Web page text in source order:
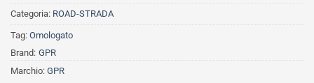
Categoria: ROAD-STRADA
Tag: Omologato
Brand: GPR
Marchio: GPR